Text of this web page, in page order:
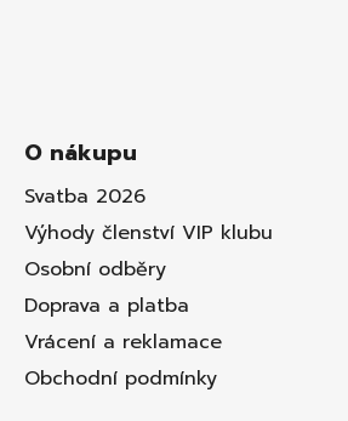
O nákupu
Svatba 2026
Výhody členství VIP klubu
Osobní odběry
Doprava a platba
Vrácení a reklamace
Obchodní podmínky